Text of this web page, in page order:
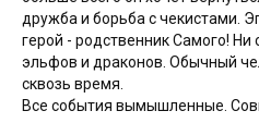
дружба и борьба с чекистами.
герой - родственник Самого! Ни
эльфов и драконов. Обычный
сквозь время.
Все события вымышленные.